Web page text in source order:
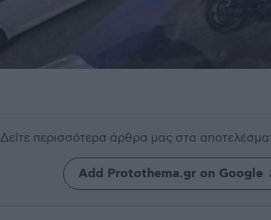
Δείτε περισσότερα άρθρα μας στα
Add Protothema.gr on Google